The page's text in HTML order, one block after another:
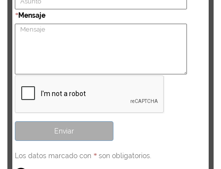
*Mensaje
Los datos marcado con * son obligatorios.